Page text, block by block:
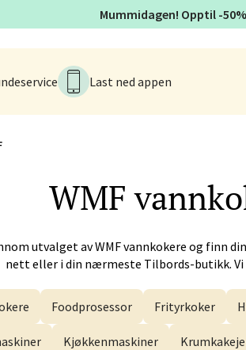
Last ned appen
WMF
utvalget avWMFvannkokere og finn
nett eller i din nærmeste Tilbords-butikk.
Foodprosessor Frityrkoker
Kjøkkenmaskiner
Mummidagen! Opptil -
- Gulskogen
Senter, 3048 Drammen
10-21
og Sandnes - Herbarium
10-20
- Horisont